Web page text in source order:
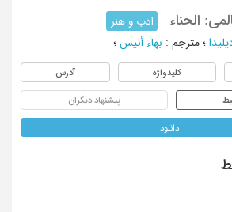
الحناء
ادب و هنر
؛ مترجم : بهاء أنیس ؛
کلیدواژه آدرس
پیشنهاد دیگران
دانلود